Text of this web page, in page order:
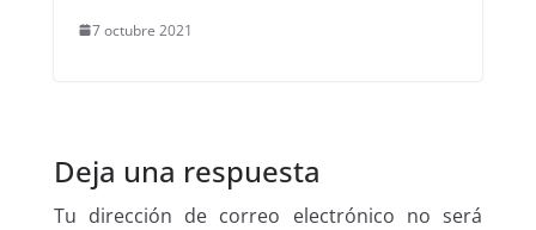
7 octubre 2021
Deja una respuesta
Tu dirección de correo electrónico no será